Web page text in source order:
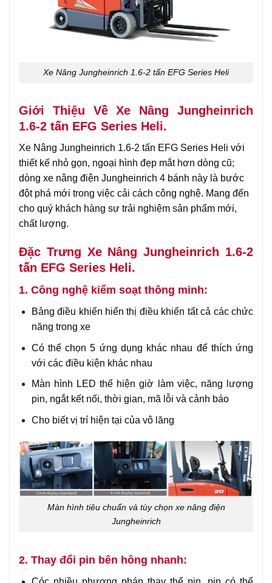
Xe Nâng Jungheinrich 1.6-2 tấn EFG Series Heli
Giới Thiệu Về Xe Nâng Jungheinrich
1.6-2 tấn EFG Series Heli.
Xe Nâng Jungheinrich 1.6-2 tấn EFG Series Heli với
thiết kế nhỏ gọn, ngoại hình đẹp mắt hơn dòng cũ;
dòng xe nâng điện Jungheinrich 4 bánh này là bước
đột phá mới trong việc cải cách công nghệ. Mang đến
cho quý khách hàng sự trải nghiệm sản phẩm mới,
chất lượng.
Đặc Trưng Xe Nâng Jungheinrich 1.6-2
tấn EFG Series Heli.
1. Công nghệ kiểm soạt thông minh:
Bảng điều khiển hiển thị điều khiển tất cả các chức
năng trong xe
Có thể chọn 5 ứng dụng khác nhau để thích ứng
với các điều kiện khác nhau
Màn hình LED thể hiện giờ làm việc, năng lượng
pin, ngắt kết nối, thời gian, mã lỗi và cảnh báo
Cho biết vị trí hiện tại của vô lăng
Màn hình tiêu chuẩn và tùy chọn xe nâng điện
Jungheinrich
2. Thay đổi pin bên hông nhanh: